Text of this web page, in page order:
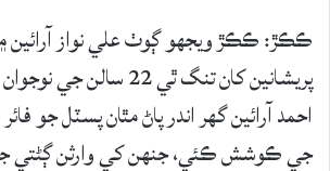
ڪڪڙ: ڪڪڙ ويجهو ڳوٺ علي نواز آرائين ۾
پريشانين کان تنگ ٿي 22
احمد آرائين گهر اندر پاڻ مٿان پسٽل
جي ڪوشش ڪئي، جنهن کي وارثن ڳڻتي